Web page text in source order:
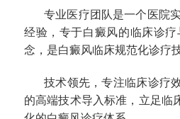
专业医疗团队是一个医院
经验，专于白癜风的临床诊
念，是白癜风临床规范化诊疗
技术领先，专注临床诊疗
的高端技术导入标准，立足临